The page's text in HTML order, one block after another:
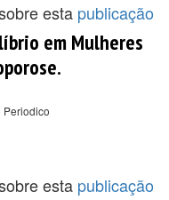
esta publicação
em Mulheres
Periodico
esta publicação